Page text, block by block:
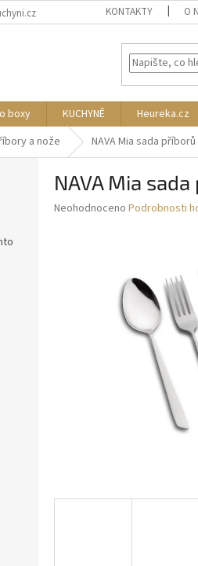
KONTAKTY O
boxy KUCHYNĚ Heureka.cz
a nože NAVA Mia sada
NAVA Mia
Průměrné
Neohodnoceno Podrobnosti